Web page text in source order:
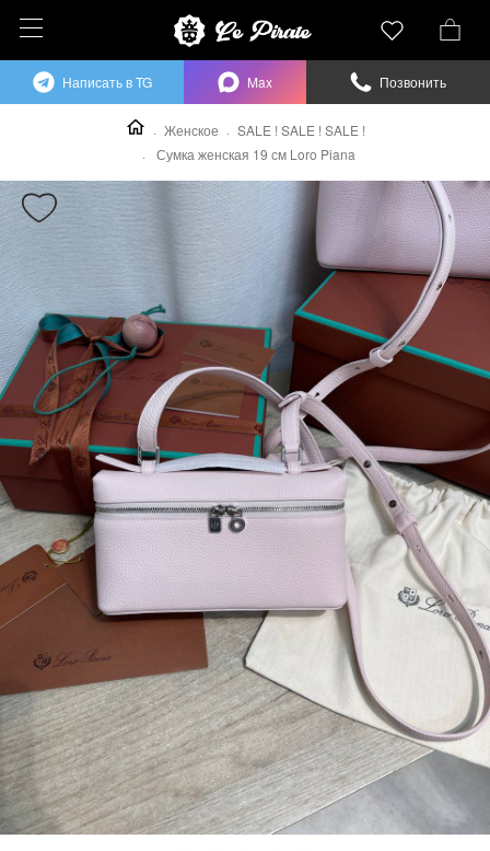
Женское
SALE ! SALE ! SALE !
Сумка женская 19 см Loro Piana
Написать в TG Max Позвонить